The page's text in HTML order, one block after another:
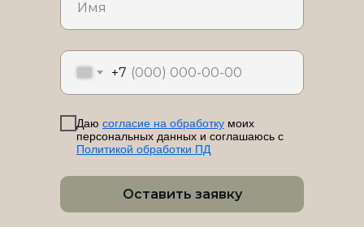
ЛоШАРик на карте Новороссийска — Яндекс Карты
+7
Даю согласие на обработку моих
персональных данных и соглашаюсь с
Политикой обработки ПД
Оставить заявку